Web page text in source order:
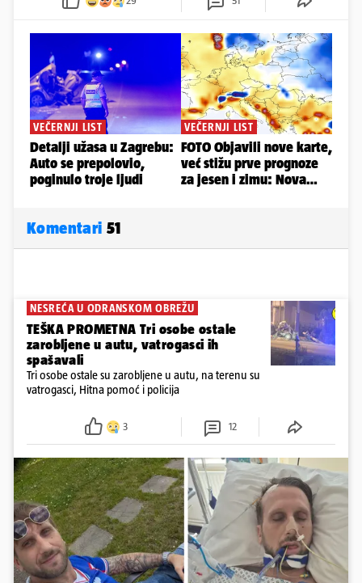
Komentari 51
NESREĆA U ODRANSKOM OBREŽU
TEŠKA PROMETNA Tri osobe ostale
zarobljene u autu, vatrogasci ih
spašavali
Tri osobe ostale su zarobljene u autu, na terenu su
vatrogasci, Hitna pomoć i policija
3 12